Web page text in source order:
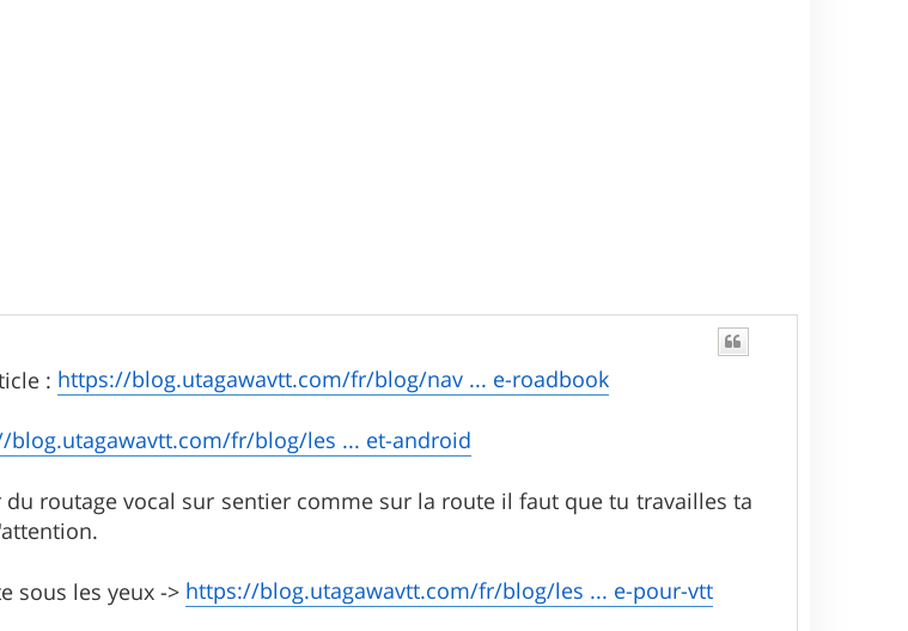
: https://blog.utagawavtt.com/fr/blog/nav ... e-roadbook
blog.utagawavtt.com/fr/blog/les ... et-android
routage vocal sur sentier comme sur la route il faut que tu travailles ta
sous les yeux -> https://blog.utagawavtt.com/fr/blog/les ... e-pour-vtt